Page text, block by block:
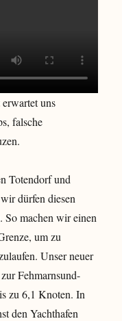
uns
falsche
Totendorf und
dürfen diesen
machen wir einen
um zu
Unser neuer
Fehmarnsund-
zu 6,1 Knoten. In
den Yachthafen